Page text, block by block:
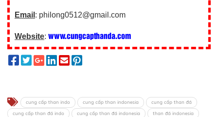
Email : philong0512@gmail.com
Website: www.cungcapthanda.com
cung cấp than indo cung cấp than indonesia
cung cấp than đá
cung cấp than đá indo
cung cấp than đá indonesia than đá indonesia